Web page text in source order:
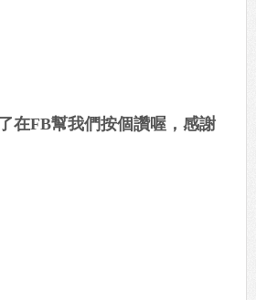
在FB幫我們按個讚喔，感謝